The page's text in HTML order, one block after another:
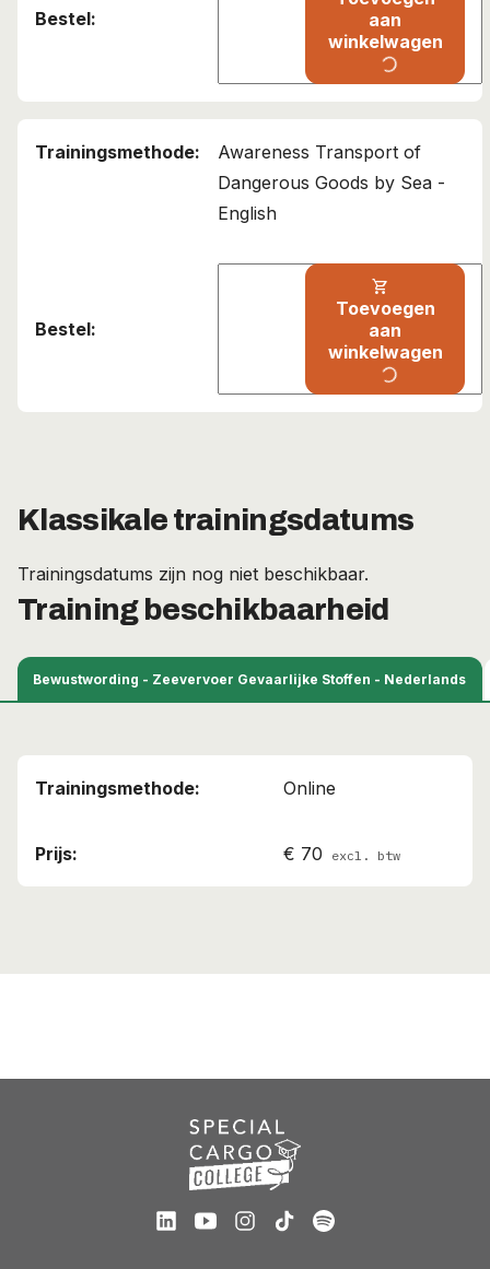
aan
winkelwagen
progress_activity
Awareness Transport of
Dangerous Goods by Sea -
English
shopping_cart
Toevoegen
aan
winkelwagen
progress_activity
Klassikale trainingsdatums
Trainingsdatums zijn nog niet beschikbaar.
Training beschikbaarheid
Bewustwording - Zeevervoer Gevaarlijke Stoffen - Nederlands
Online
€ 70 excl. btw
Deze cursus is toegevoegd aan uw
Verder winkelen
Bekijk winkelwagen